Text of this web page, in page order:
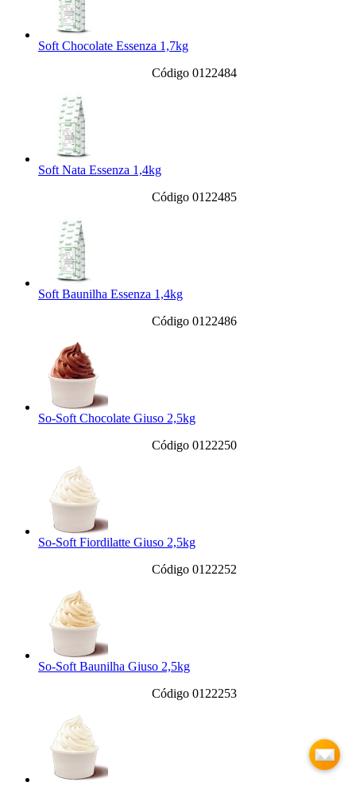
Soft Chocolate Essenza 1,7kg
Código 0122484
Soft Nata Essenza 1,4kg
Código 0122485
Soft Baunilha Essenza 1,4kg
Código 0122486
So-Soft Chocolate Giuso 2,5kg
Código 0122250
So-Soft Fiordilatte Giuso 2,5kg
Código 0122252
So-Soft Baunilha Giuso 2,5kg
Código 0122253